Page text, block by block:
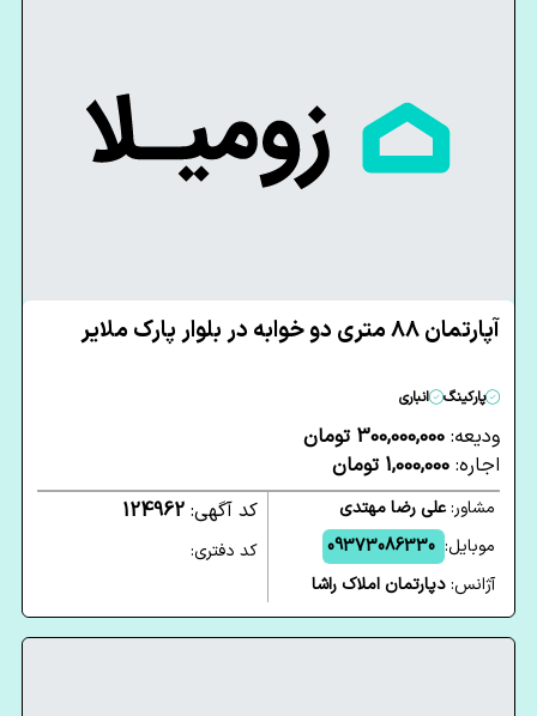
آپارتمان 88 متری دو خوابه در بلوار پارک ملایر
پارکینگ انباری
ودیعه: 300,000,000 تومان
اجاره: 1,000,000 تومان
مشاور:علی رضا مهتدی
موبایل: 09373086330
آژانس:دپارتمان املاک راشا
کد آگهی: 124962
کد دفتری: